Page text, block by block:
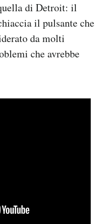
di Detroit: il
il pulsante che
da molti
che avrebbe